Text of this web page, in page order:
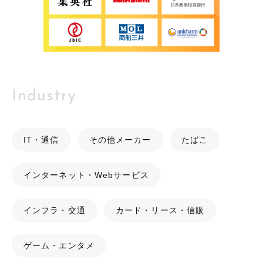
Industry
IT・通信 その他メーカー たばこ
インターネット・Webサービス
インフラ・交通 カード・リース・信販
ゲーム・エンタメ